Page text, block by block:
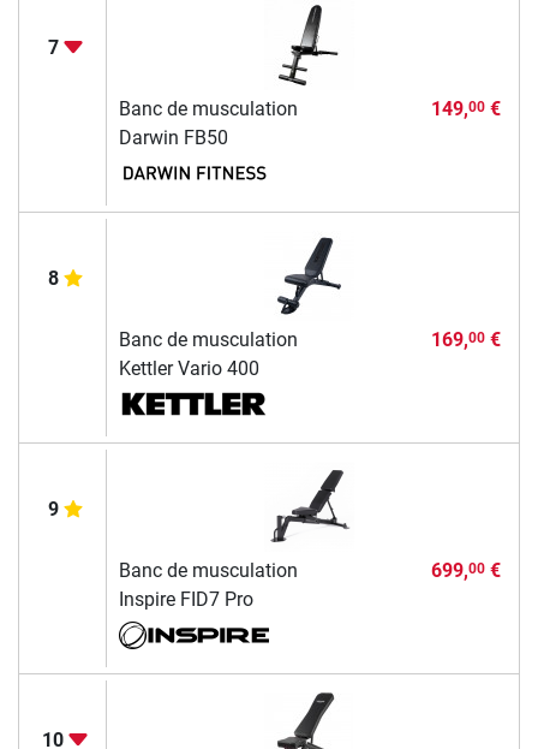
7
Banc de musculation
Darwin FB50
149,00€
8
Banc de musculation
Kettler Vario 400
169,00€
9
Banc de musculation
Inspire FID7 Pro
699,00€
10